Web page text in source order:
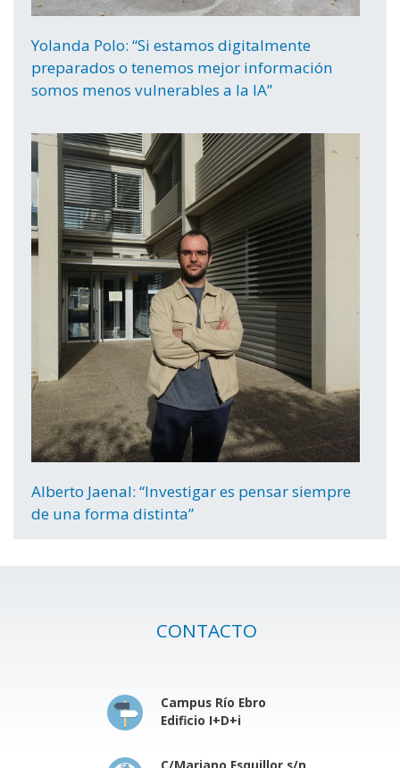
Yolanda Polo: “Si estamos digitalmente
preparados o tenemos mejor información
somos menos vulnerables a la IA”
Alberto Jaenal: “Investigar es pensar siempre
de una forma distinta”
CONTACTO
Campus Río Ebro
Edificio I+D+i